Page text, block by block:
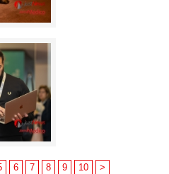
6 7 8 9 10 >